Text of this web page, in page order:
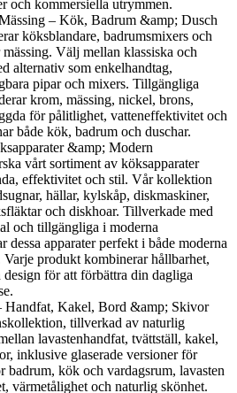
och kommersiella utrymmen.
– Kök, Badrum &amp; Dusch
köksblandare, badrumsmixers och
Välj mellan klassiska och
alternativ som enkelhandtag,
pipar och mixers. Tillgängliga
krom, mässing, nickel, brons,
för pålitlighet, vatteneffektivitet och
både kök, badrum och duschar.
&amp; Modern
vårt sortiment av köksapparater
effektivitet och stil. Vår kollektion
hällar, kylskåp, diskmaskiner,
och diskhoar. Tillverkade med
och tillgängliga i moderna
dessa apparater perfekt i både moderna
produkt kombinerar hållbarhet,
för att förbättra din dagliga
Handfat, Kakel, Bord &amp; Skivor
tillverkad av naturlig
lavastenhandfat, tvättställ, kakel,
inklusive glaserade versioner för
badrum, kök och vardagsrum, lavasten
värmetålighet och naturlig skönhet.